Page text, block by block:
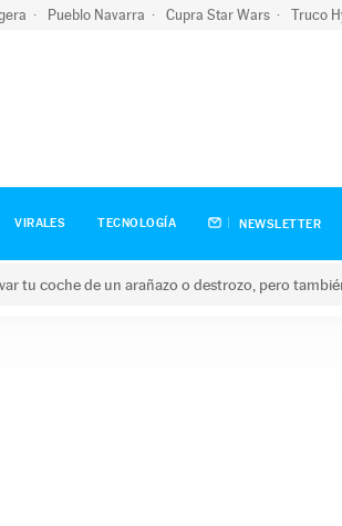
Pueblo Navarra Cupra Star Wars Truco
VIRALES TECNOLOGÍA NEWSLETTER
tu coche de un arañazo o destrozo, pero